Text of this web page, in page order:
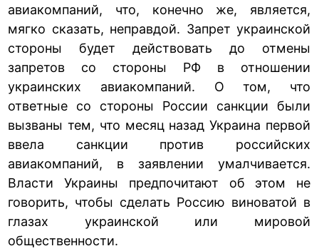
авиакомпаний, что, конечно же, является,
мягко сказать, неправдой. Запрет украинской
стороны будет действовать до отмены
запретов со стороны РФ в отношении
украинских авиакомпаний. О том, что
ответные со стороны России санкции были
вызваны тем, что месяц назад Украина первой
ввела санкции против российских
авиакомпаний, в заявлении умалчивается.
Власти Украины предпочитают об этом не
говорить, чтобы сделать Россию виноватой в
глазах украинской или мировой
общественности.